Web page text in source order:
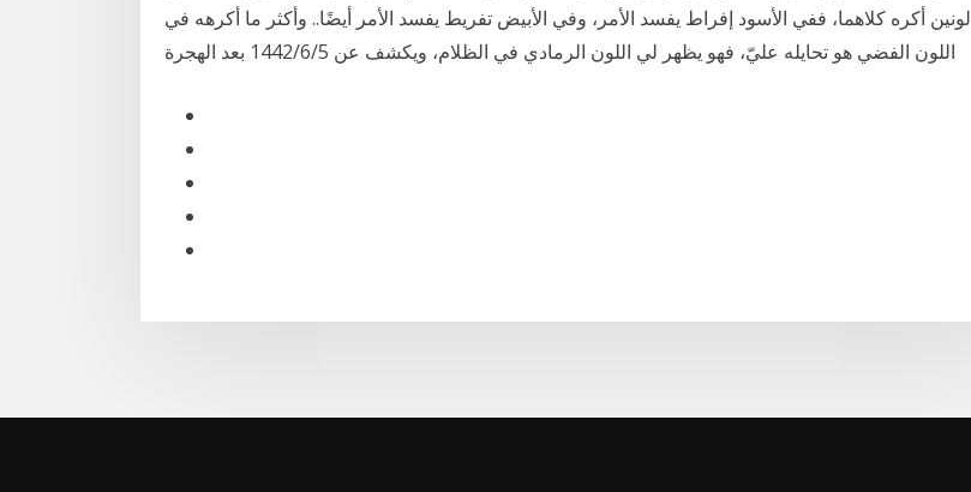
لونين أكره كلاهما، ففي الأسود إفراط يفسد الأمر، وفي الأبيض تفريط يفسد الأمر أيضًا.. وأكثر ما أكرهه في
اللون الفضي هو تحايله عليّ، فهو يظهر لي اللون الرمادي في الظلام، ويكشف عن 5‏‏/6‏‏/1442 بعد الهجرة